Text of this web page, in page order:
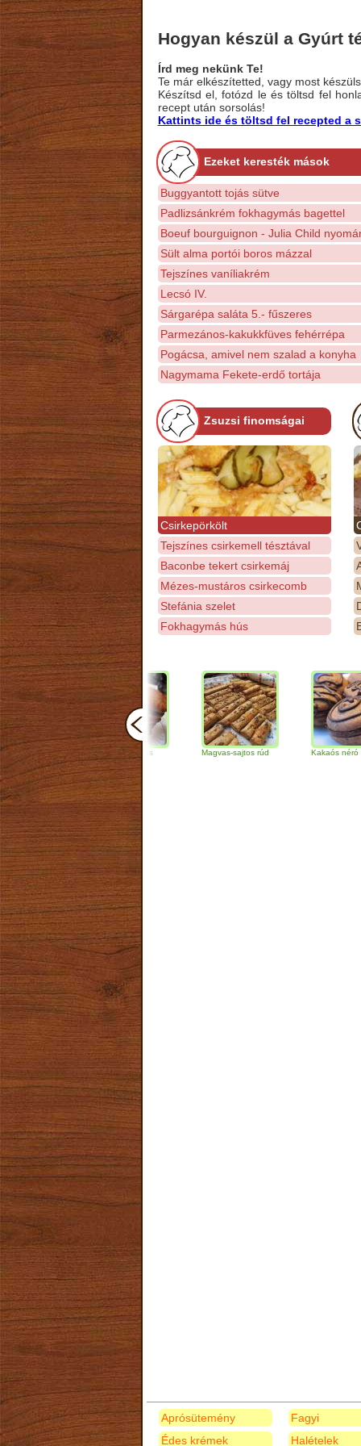
Hogyan készül a Gyúrt
Írd meg nekünk Te!
Te már elkészítetted, vagy most
Készítsd el, fotózd le és töltsd fel
recept után sorsolás!
Kattints ide és töltsd fel recepted a
Ezeket keresték mások
Buggyantott tojás sütve
Padlizsánkrém fokhagymás bagettel
Boeuf bourguignon - Julia Child
Sült alma portói boros mázzal
Tejszínes vaníliakrém
Lecsó IV.
Sárgarépa saláta 5.- fűszeres
Parmezános-kakukkfüves fehérrépa
Pogácsa, amivel nem szalad a konyha
Nagymama Fekete-erdő tortája
Zsuzsi finomságai
Csirkepörkölt
Tejszínes csirkemell tésztával
Baconbe tekert csirkemáj
Mézes-mustáros csirkecomb
Stefánia szelet
Fokhagymás hús
Csokoládés-diós
szendvics
Magvas-sajtos rúd Kakaós néró
Aprósütemény
Édes krémek
Fagyi
Halételek